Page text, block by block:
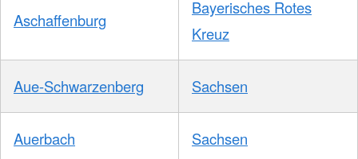
Aschaffenburg
Bayerisches Rotes
Kreuz
Aue-Schwarzenberg Sachsen
Auerbach Sachsen